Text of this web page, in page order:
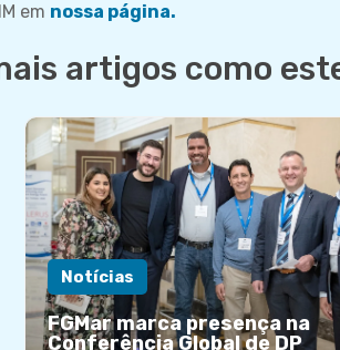
em nossa página.
artigos como
Notícias
FGMar marca presença na
Conferência Global de DP